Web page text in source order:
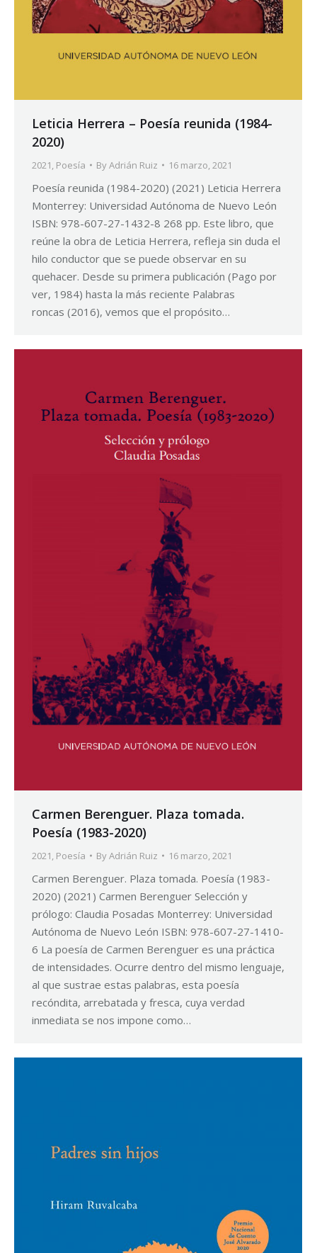
Leticia Herrera – Poesía reunida (1984-
2020)
2021, Poesía ByAdrián Ruiz 16 marzo, 2021
Poesía reunida (1984-2020) (2021) Leticia Herrera
Monterrey: Universidad Autónoma de Nuevo León
ISBN: 978-607-27-1432-8 268 pp. Este libro, que
reúne la obra de Leticia Herrera, refleja sin duda el
hilo conductor que se puede observar en su
quehacer. Desde su primera publicación (Pago por
ver, 1984) hasta la más reciente Palabras
roncas (2016), vemos que el propósito…
Carmen Berenguer. Plaza tomada.
Poesía (1983-2020)
2021, Poesía ByAdrián Ruiz 16 marzo, 2021
Carmen Berenguer. Plaza tomada. Poesía (1983-
2020) (2021) Carmen Berenguer Selección y
prólogo: Claudia Posadas Monterrey: Universidad
Autónoma de Nuevo León ISBN: 978-607-27-1410-
6 La poesía de Carmen Berenguer es una práctica
de intensidades. Ocurre dentro del mismo lenguaje,
al que sustrae estas palabras, esta poesía
recóndita, arrebatada y fresca, cuya verdad
inmediata se nos impone como…